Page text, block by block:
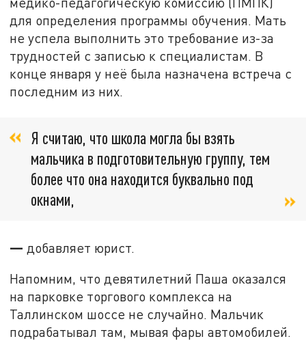
для определения программы обучения. Мать
не успела выполнить это требование из-за
трудностей с записью к специалистам. В
конце января у неё была назначена встреча с
последним из них.
Я считаю, что школа могла бы взять
мальчика в подготовительную группу, тем
более что она находится буквально под
окнами,
— добавляет юрист.
Напомним, что девятилетний Паша оказался
на парковке торгового комплекса на
Таллинском шоссе не случайно. Мальчик
подрабатывал там, мывая фары автомобилей.